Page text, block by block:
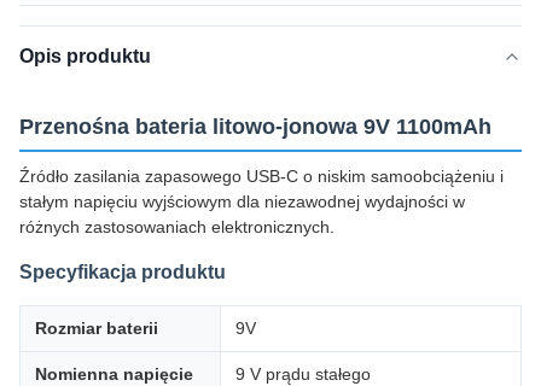
Opis produktu
Przenośna bateria litowo-jonowa 9V 1100mAh
Źródło zasilania zapasowego USB-C o niskim samoobciążeniu i
stałym napięciu wyjściowym dla niezawodnej wydajności w
różnych zastosowaniach elektronicznych.
Specyfikacja produktu
Rozmiar baterii 9V
Nomienna napięcie 9 V prądu stałego